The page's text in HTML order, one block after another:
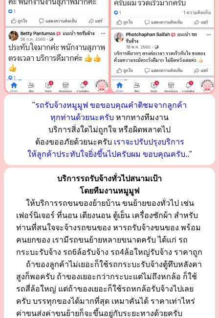
"รถรับจ้างหมูมูฟ ขอขอบคุณคำติชมจากลูกค้า
ทุกท่านด้วยนะครับ หากทางทีมงาน
บริการสิ่งใดไม่ถูกใจ หรือผิดพลาดไป
ต้องขออภัยด้วยนะครับ เราจะปรับปรุงบริการ
ให้ลูกค้าประทับใจยิ่งขึ้นไปครับผม ขอบคุณครับ.."
บริการรถรับจ้างทั่วไปสนามเป้า
โดยทีมงานหมูมูฟ
ให้บริการรถขนของย้ายบ้าน ขนย้ายของทั่วไป เช่น
เฟอร์นิเจอร์ ที่นอน เตียงนอน ตู้เย็น เครื่องซักผ้า สำหรับ
ท่านที่สนใจจะจ้างรถขนของ หารถรับจ้างขนของ พร้อม
คนยกของ เรามีรถขนย้ายหลายขนาดครับ ได้แก่ รถ
กระบะรับจ้าง รถ6ล้อรับจ้าง รถ4ล้อใหญ่รับจ้าง ราคาถูก
ถ้าของลูกค้าไม่เยอะก็ใช้รถกระบะรับจ้างตู้ทึบหลังคา
สูงก็พอครับ ถ้าของเยอะกว่ากระบะแต่ไม่ถึงหกล้อ ก็ใช้
รถสี่ล้อใหญ่ แต่ถ้าของเยอะก็ใช้รถหกล้อรับจ้างไปเลย
ครับ บรรทุกของได้มากที่สุด เหมาคันได้ ราคาเท่าไหร่
ค่าขนส่งค่าขนย้ายก็จะขึ้นอยู่กับระยะทางด้วยครับ